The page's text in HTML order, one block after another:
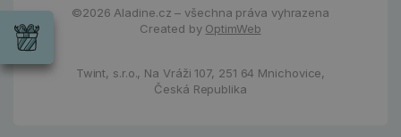
©2026Aladine.cz – všechna práva vyhrazena
Created by OptimWeb
Twint, s.r.o., Na Vráži 107, 251 64 Mnichovice,
Česká Republika
Wrendale
příležitost
Chci si vybrat